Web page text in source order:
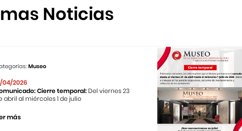
Noticias
Museo
04/2026
Cierre temporal: Del viernes 23
abril al miércoles 1 de julio
más